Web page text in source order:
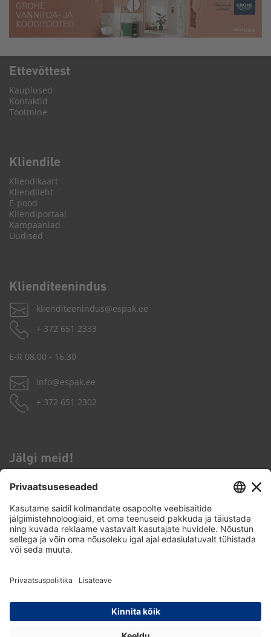
Ette­võttest
Kauplused
Kontaktid
Tootmine
Kliendile
Kliendikaart
Kliendileht
E-pood
Kliendiportaal
Kampaaniad
Uudised
Kliendi­­teenindus
klienditeenindus@espak.ee
+ 372 651 2333
E-R 08.00 - 16.30
info@espak.ee
+ 372 651 2302
Jälgi meid!